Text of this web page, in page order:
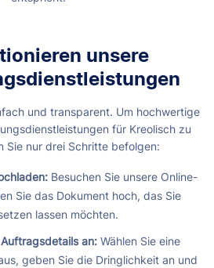
unsere
und transparent. Um hochwertige
für Kreolisch zu
Sie nur drei Schritte befolgen:
Besuchen Sie unsere Online-
Sie das Dokument hoch, das Sie
lassen möchten.
an:Wählen Sie eine
geben Sie die Dringlichkeit an und